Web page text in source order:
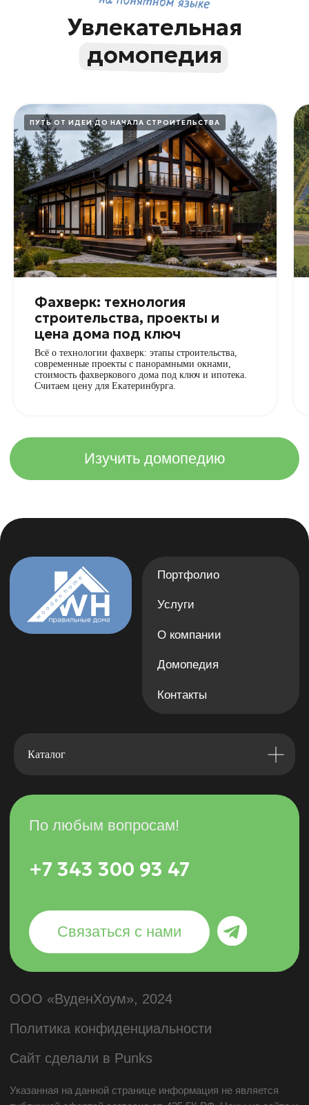
ПУТЬ ОТ ИДЕИ ДО НАЧАЛА СТРОИТЕЛЬСТВА
Фахверк: технология
строительства, проекты и
цена дома под ключ
Всё о технологии фахверк: этапы строительства,
современные проекты с панорамными окнами,
стоимость фахверкового дома под ключ и ипотека.
Считаем цену для Екатеринбурга.
Каталог
ООО «ВуденХоум», 2024
Указанная на данной странице информация не является
публичной офертой согласно ст. 435 ГК РФ. Цены на сайте и
в настоящем разделе сайта/страницы носят
информационный характер. Окончательная стоимость и
условия согласовываются индивидуально. Для получения
точного расчета свяжитесь с нами